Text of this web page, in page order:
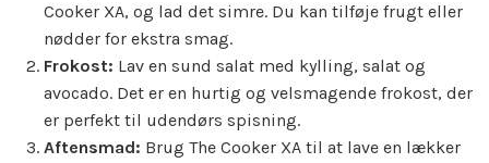
Cooker XA, og lad det simre. Du kan tilføje frugt eller
nødder for ekstra smag.
Frokost: Lav en sund salat med kylling, salat og
avocado. Det er en hurtig og velsmagende frokost, der
er perfekt til udendørs spisning.
Aftensmad: Brug The Cooker XA til at lave en lækker